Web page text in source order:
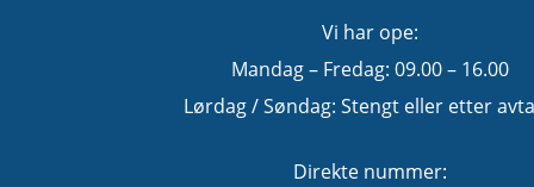
Vi har ope:
Mandag – Fredag: 09.00 – 16.00
Lørdag / Søndag: Stengt eller etter
Direkte nummer: